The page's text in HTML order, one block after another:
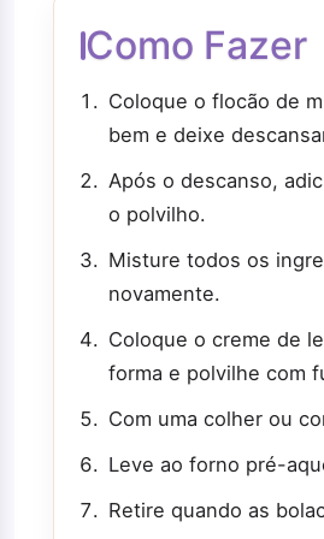
Como Fazer
Coloque o flocão de
bem e deixe
Após o descanso,
o polvilho.
Misture todos os
novamente.
Coloque o creme de
forma e polvilhe com
Com uma colher ou
Leve ao forno pré-
Retire quando as